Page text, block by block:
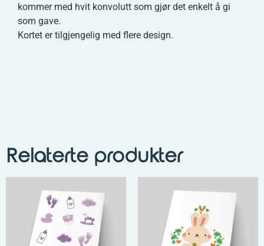
kommer med hvit konvolutt som gjør det enkelt å gi
som gave.
Kortet er tilgjengelig med flere design.
Relaterte produkter